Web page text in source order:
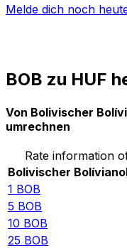
Melde dich noch
BOB zu HUF
Von Bolivischer
umrechnen
Rate information
Bolivischer Bolíviano
1 BOB
5 BOB
10 BOB
25 BOB